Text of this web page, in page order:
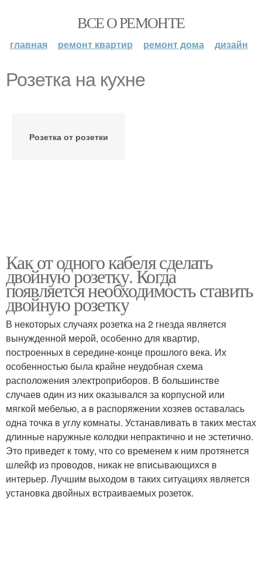
ВСЕ О РЕМОНТЕ
главная ремонт квартир ремонт дома дизайн
Розетка на кухне
Розетка от розетки
Как от одного кабеля сделать
двойную розетку. Когда
появляется необходимость ставить
двойную розетку
В некоторых случаях розетка на 2 гнезда является
вынужденной мерой, особенно для квартир,
построенных в середине-конце прошлого века. Их
особенностью была крайне неудобная схема
расположения электроприборов. В большинстве
случаев один из них оказывался за корпусной или
мягкой мебелью, а в распоряжении хозяев оставалась
одна точка в углу комнаты. Устанавливать в таких местах
длинные наружные колодки непрактично и не эстетично.
Это приведет к тому, что со временем к ним протянется
шлейф из проводов, никак не вписывающихся в
интерьер. Лучшим выходом в таких ситуациях является
установка двойных встраиваемых розеток.